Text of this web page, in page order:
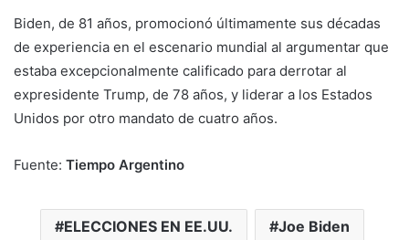
Biden, de 81 años, promocionó últimamente sus décadas
de experiencia en el escenario mundial al argumentar que
estaba excepcionalmente calificado para derrotar al
expresidente Trump, de 78 años, y liderar a los Estados
Unidos por otro mandato de cuatro años.
Fuente: Tiempo Argentino
ELECCIONES EN EE.UU. Joe Biden